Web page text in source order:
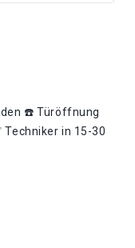
☎️ Türöffnung
Techniker in 15-30